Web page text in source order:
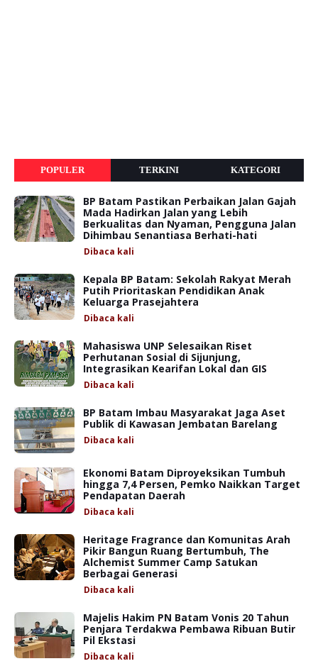
POPULER TERKINI KATEGORI
BP Batam Pastikan Perbaikan Jalan Gajah
Mada Hadirkan Jalan yang Lebih
Berkualitas dan Nyaman, Pengguna Jalan
Dihimbau Senantiasa Berhati-hati
Dibaca kali
Kepala BP Batam: Sekolah Rakyat Merah
Putih Prioritaskan Pendidikan Anak
Keluarga Prasejahtera
Dibaca kali
Mahasiswa UNP Selesaikan Riset
Perhutanan Sosial di Sijunjung,
Integrasikan Kearifan Lokal dan GIS
Dibaca kali
BP Batam Imbau Masyarakat Jaga Aset
Publik di Kawasan Jembatan Barelang
Dibaca kali
Ekonomi Batam Diproyeksikan Tumbuh
hingga 7,4 Persen, Pemko Naikkan Target
Pendapatan Daerah
Dibaca kali
Heritage Fragrance dan Komunitas Arah
Pikir Bangun Ruang Bertumbuh, The
Alchemist Summer Camp Satukan
Berbagai Generasi
Dibaca kali
Majelis Hakim PN Batam Vonis 20 Tahun
Penjara Terdakwa Pembawa Ribuan Butir
Pil Ekstasi
Dibaca kali